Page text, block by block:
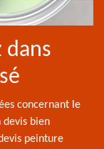
dans
concernant le
devis bien
peinture